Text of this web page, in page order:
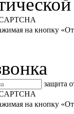
на кнопку
защита
на кнопку